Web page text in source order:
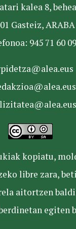
kalea 8, behea
Gasteiz, ARABA
945 71 60 09
kopiatu,
libre zara,
aitortzen
egiten